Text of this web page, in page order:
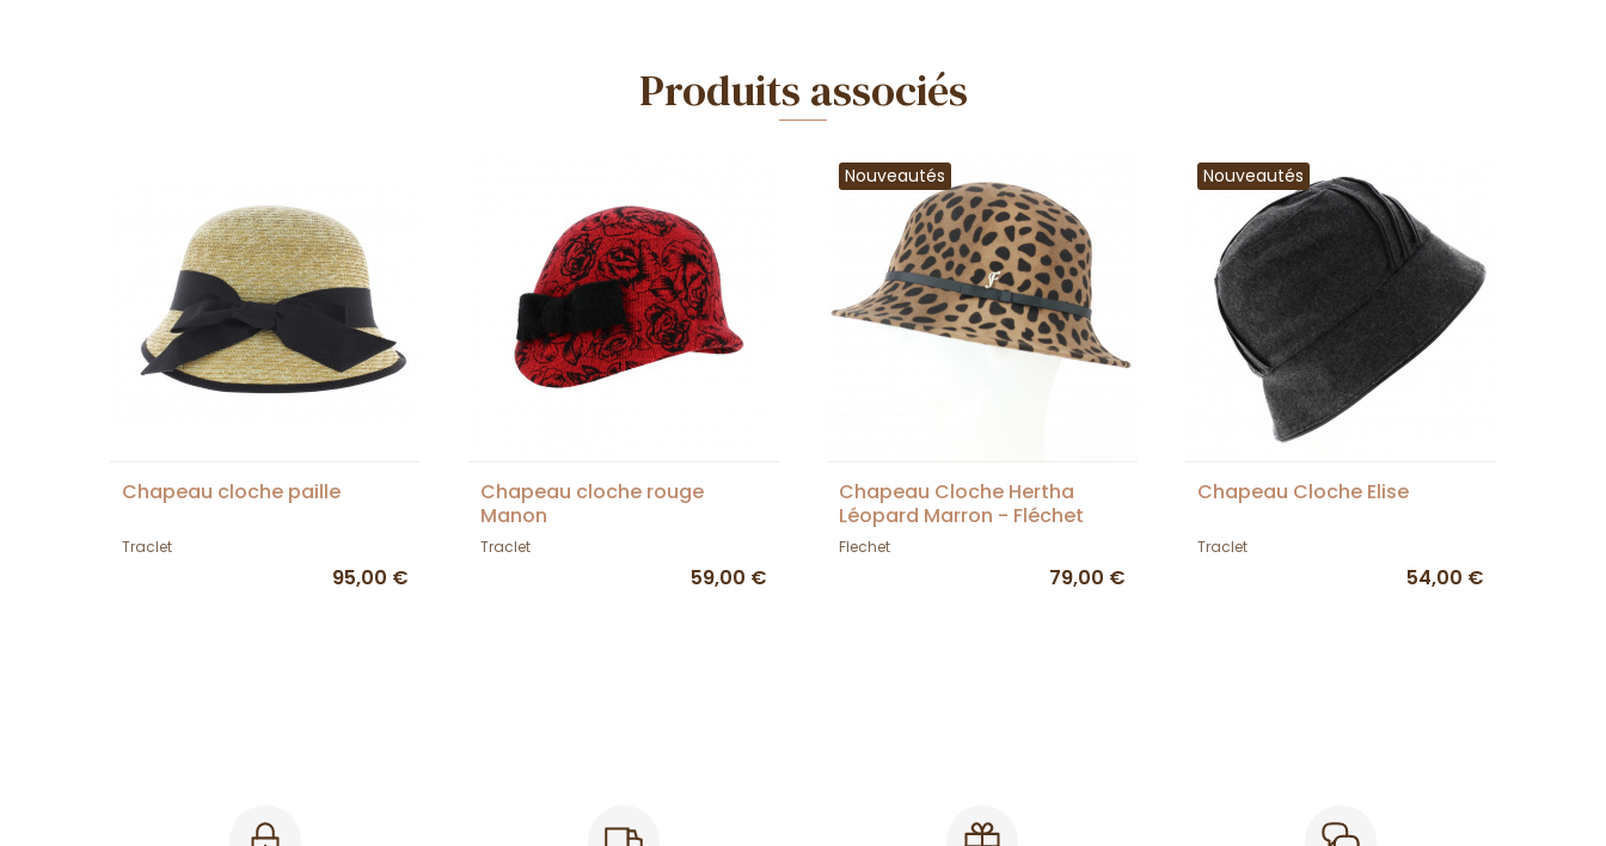
Produits associés
Chapeau cloche paille
Traclet
95,00 €
Chapeau cloche rouge
Manon
Traclet
59,00 €
Nouveautés
Chapeau Cloche Hertha
Léopard Marron - Fléchet
Flechet
79,00 €
Nouveautés
Chapeau Cloche Elise
Traclet
54,00 €